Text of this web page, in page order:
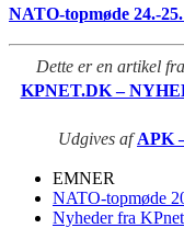
NATO-topmøde 24.-
Dette er en artikel
KPNET.DK –
Udgives afAPK
EMNER
NATO-topmøde
Nyheder fra KPnet